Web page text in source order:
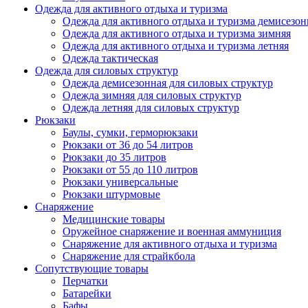
Одежда для активного отдыха и туризма
Одежда для активного отдыха и туризма
Одежда для активного отдыха и туризма зимняя
Одежда для активного отдыха и туризма летняя
Одежда тактическая
Одежда для силовых структур
Одежда демисезонная для силовых структур
Одежда зимняя для силовых структур
Одежда летняя для силовых структур
Рюкзаки
Баулы, сумки, герморюкзаки
Рюкзаки от 36 до 54 литров
Рюкзаки до 35 литров
Рюкзаки от 55 до 110 литров
Рюкзаки универсальные
Рюкзаки штурмовые
Снаряжение
Медицинские товары
Оружейное снаряжение и военная аммуниция
Снаряжение для активного отдыха и туризма
Снаряжение для страйкбола
Сопутствующие товары
Перчатки
Батарейки
Бафы